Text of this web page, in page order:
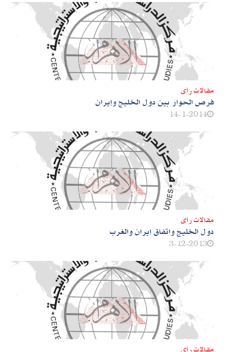
مقالات رأى
فرص الحوار بين دول الخليج وإيران
14-1-2014
مقالات رأى
دول الخليج واتفاق إيران والغرب
3-12-2013
مقالات رأى